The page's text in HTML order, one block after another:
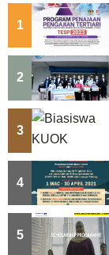
1
2
3
4
5